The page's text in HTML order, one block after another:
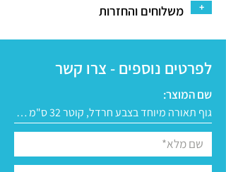
משלוחים והחזרות +
לפרטים נוספים - צרו קשר
שם המוצר: